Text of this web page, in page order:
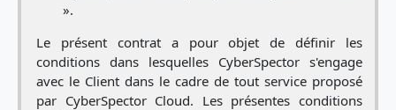
».
Le présent contrat a pour objet de définir les
conditions dans lesquelles CyberSpector s'engage
avec le Client dans le cadre de tout service proposé
par CyberSpector Cloud. Les présentes conditions